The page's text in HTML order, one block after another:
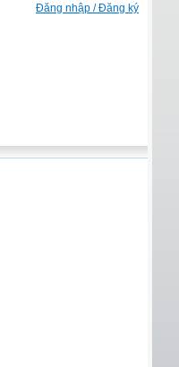
Đăng nhập / Đăng ký